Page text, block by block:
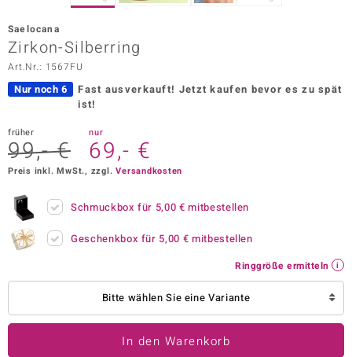
Vogue
BY DE MELO
Saelocana
Zirkon-Silberring
Art.Nr.: 1567FU
Nur noch 6 Fast ausverkauft! Jetzt kaufen bevor es zu spät
ist!
früher
99,- €
nur
69,- €
Preis inkl. MwSt., zzgl.Versandkosten
Schmuckbox für 5,00 € mitbestellen
Geschenkbox für 5,00 € mitbestellen
Ringgröße ermitteln
Bitte wählen Sie eine Variante
In den Warenkorb